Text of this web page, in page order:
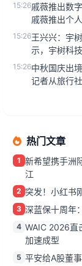
15:26戚薇推出数
戚薇推出个
近年来，随
15:26王兴兴：宇
示，宇树科
形态。...
15:26中秋国庆出
记者从旅行
定周期明显
热门文章
1 新希望携手洲
江
2 突发！小红书
3 深蓝保十周年
4 WAIC 2026直
加速成型
5 平安给A股董